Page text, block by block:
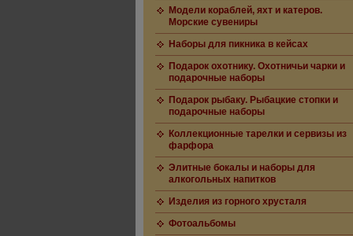
Модели кораблей, яхт и катеров.
Морские сувениры
Наборы для пикника в кейсах
Подарок охотнику. Охотничьи чарки и
подарочные наборы
Подарок рыбаку. Рыбацкие стопки и
подарочные наборы
Коллекционные тарелки и сервизы из
фарфора
Элитные бокалы и наборы для
алкогольных напитков
Изделия из горного хрусталя
Фотоальбомы